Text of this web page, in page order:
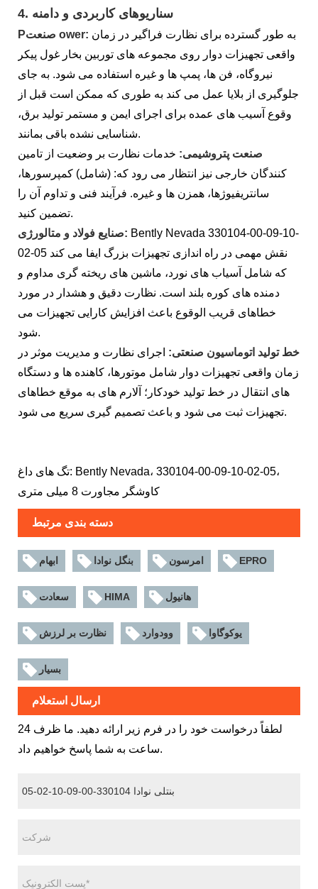
4. سناریوهای کاربردی و دامنه
P صنعت ower: به طور گسترده برای نظارت فراگیر در زمان
واقعی تجهیزات دوار روی مجموعه های توربین بخار غول پیکر
نیروگاه، فن ها، پمپ ها و غیره استفاده می شود. به جای
جلوگیری از بلایا عمل می کند به طوری که ممکن است قبل از
وقوع آسیب های عمده برای اجرای ایمن و مستمر تولید برق،
شناسایی نشده باقی بمانند.
صنعت پتروشیمی: خدمات نظارت بر وضعیت از تامین
کنندگان خارجی نیز انتظار می رود که: (شامل) کمپرسورها،
سانتریفیوژها، همزن ها و غیره. فرآیند فنی و تداوم آن را
تضمین کنید.
صنایع فولاد و متالورژی: Bently Nevada 330104-00-09-10-
02-05 نقش مهمی در راه اندازی تجهیزات بزرگ ایفا می کند
که شامل آسیاب های نورد، ماشین های ریخته گری مداوم و
دمنده های کوره بلند است. نظارت دقیق و هشدار در مورد
خطاهای قریب الوقوع باعث افزایش کارایی تجهیزات می
شود.
خط تولید اتوماسیون صنعتی: اجرای نظارت و مدیریت موثر در
زمان واقعی تجهیزات دوار شامل موتورها، کاهنده ها و دستگاه
های انتقال در خط تولید خودکار؛ آلارم های به موقع خطاهای
تجهیزات ثبت می شود و باعث تصمیم گیری سریع می شود.
تگ های داغ: Bently Nevada، 330104-00-09-10-02-05،
کاوشگر مجاورت 8 میلی متری
دسته بندی مرتبط
ابهام بنگل نوادا امرسون EPRO
سعادت HIMA هانیول
نظارت بر لرزش وودوارد یوکوگاوا
بسیار
ارسال استعلام
لطفاً درخواست خود را در فرم زیر ارائه دهید. ما ظرف 24
ساعت به شما پاسخ خواهیم داد.